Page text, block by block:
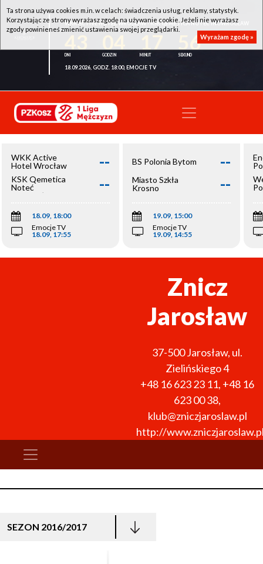
WKK ACTIVE HOTEL WROCŁAW - KSK QEMETICA NOTEĆ INOWROCŁAW
56
18.09.2026, GODZ. 18:00, EMOCJE TV
WKK Active
Hotel Wrocław
--
KSK Qemetica
Noteć
Inowrocław
--
18.09, 18:00
Emocje TV
18.09, 17:55
BS Polonia Bytom --
Miasto Szkła
Krosno
--
19.09, 15:00
Emocje TV
19.09, 14:55
Znicz
Jarosław
37-500Jarosław, ul.
Zielińskiego 4
+48 16 623 23 11, +48 16
623 00 38,
klub@zniczjaroslaw.pl
http://
SEZON 2016/2017
Ta strona używa cookies m.in. w celach: świadczenia usług, reklamy, statystyk.
Korzystając ze strony wyrażasz zgodę na używanie cookie. Jeżeli nie wyrażasz
zgody powinieneś zmienić ustawienia swojej przeglądarki.
Wyrażam zgodę »